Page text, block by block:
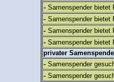
- Samenspender bietet
- Samenspender bietet
- Samenspender bietet
- Samenspender bietet
privater
- Samenspender
- Samenspender